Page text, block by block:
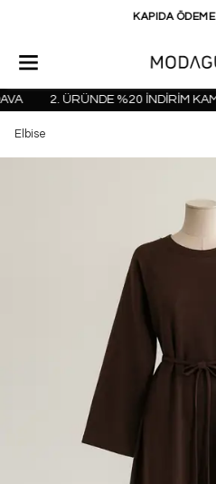
KAPIDA
2. ÜRÜNDE %20 İNDİRİM
Elbise